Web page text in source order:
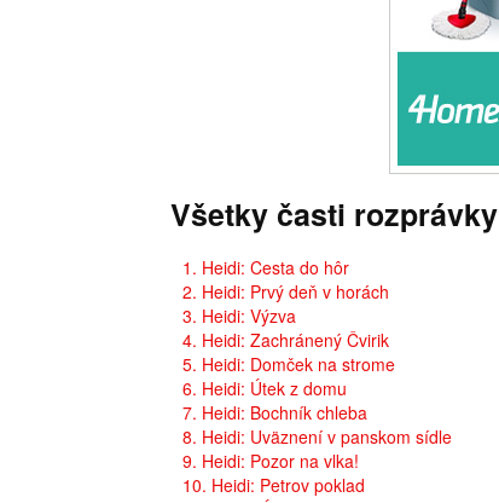
Všetky časti rozprávky
1. Heidi: Cesta do hôr
2. Heidi: Prvý deň v horách
3. Heidi: Výzva
4. Heidi: Zachránený Čvirik
5. Heidi: Domček na strome
6. Heidi: Útek z domu
7. Heidi: Bochník chleba
8. Heidi: Uväznení v panskom sídle
9. Heidi: Pozor na vlka!
10. Heidi: Petrov poklad